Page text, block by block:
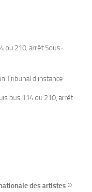
ou 210, arrêt Sous-
Tribunal d’instance
bus 114 ou 210, arrêt
des artistes ©